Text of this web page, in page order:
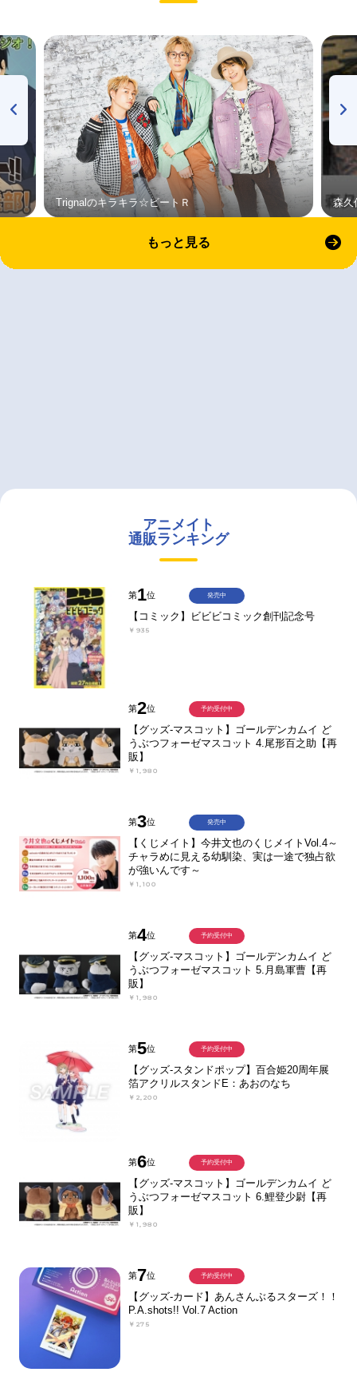
Trignalのキラキラ☆ビートＲ 森久
もっと見る
アニメイト
通販ランキング
第1位
【コミック】ビビビコミック創刊記念号
￥935
発売中
第2位
【グッズ-マスコット】ゴールデンカムイ ど
うぶつフォーゼマスコット 4.尾形百之助【再
販】
￥1,980
予約受付中
第3位
【くじメイト】今井文也のくじメイトVol.4～
チャラめに見える幼馴染、実は一途で独占欲
が強いんです～
￥1,100
発売中
第4位
【グッズ-マスコット】ゴールデンカムイ ど
うぶつフォーゼマスコット 5.月島軍曹【再
販】
￥1,980
予約受付中
第5位
【グッズ-スタンドポップ】百合姫20周年展
箔アクリルスタンドE：あおのなち
￥2,200
予約受付中
第6位
【グッズ-マスコット】ゴールデンカムイ ど
うぶつフォーゼマスコット 6.鯉登少尉【再
販】
￥1,980
予約受付中
第7位
【グッズ-カード】あんさんぶるスターズ！！
P.A.shots!! Vol.7 Action
￥275
予約受付中